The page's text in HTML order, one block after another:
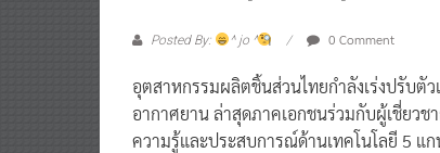
Posted By: ^ jo ^ 0 Comment
อุตสาหกรรมผลิตชิ้นส่วนไทยกำลังเร่งปรับตั
อากาศยาน ล่าสุดภาคเอกชนร่วมกับผู้เชี่ยวช
ความรู้และประสบการณ์ด้านเทคโนโลยี 5